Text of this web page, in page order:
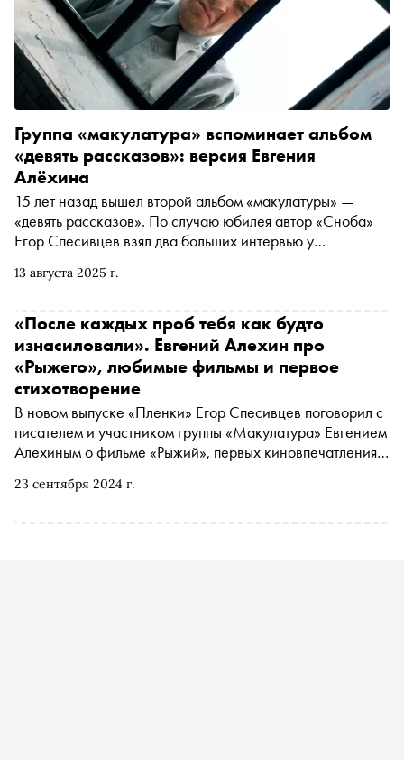
13 августа 2025 г.
Группа «макулатура» вспоминает альбом
«девять рассказов»: версия Евгения
Алёхина
15 лет назад вышел второй альбом «макулатуры» —
«девять рассказов». По случаю юбилея автор «Сноба»
Егор Спесивцев взял два больших интервью у
Сперанского и Евгения Алёхина
23 сентября 2024 г.
«После каждых проб тебя как будто
изнасиловали». Евгений Алехин про
«Рыжего», любимые фильмы и первое
стихотворение
В новом выпуске «Пленки» Егор Спесивцев поговорил с
писателем и участником группы «Макулатура» Евгением
Алехиным о фильме «Рыжий», первых киновпечатлениях,
будущем романе